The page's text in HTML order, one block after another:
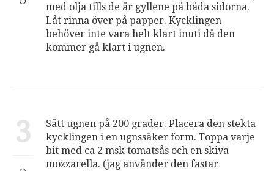
med olja tills de är gyllene på båda sidorna.
Låt rinna över på papper. Kycklingen
behöver inte vara helt klart inuti då den
kommer gå klart i ugnen.
3
Sätt ugnen på 200 grader. Placera den stekta
kycklingen i en ugnssäker form. Toppa varje
bit med ca 2 msk tomatsås och en skiva
mozzarella. (jag använder den fastar